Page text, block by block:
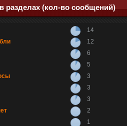
разделах (кол-во сообщений)
14
12
6
5
3
3
3
2
1